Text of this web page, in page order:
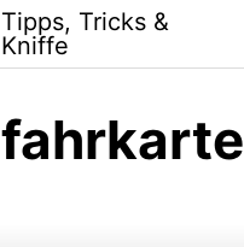
Tipps, Tricks &
Kniffe
fahrkarte